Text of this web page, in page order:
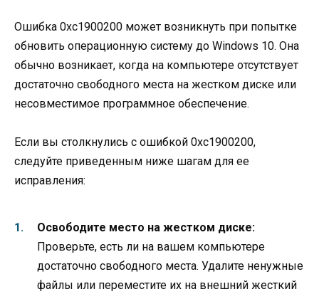
Ошибка 0xc1900200 может возникнуть при попытке
обновить операционную систему до Windows 10. Она
обычно возникает, когда на компьютере отсутствует
достаточно свободного места на жестком диске или
несовместимое программное обеспечение.
Если вы столкнулись с ошибкой 0xc1900200,
следуйте приведенным ниже шагам для ее
исправления:
Освободите место на жестком диске:
Проверьте, есть ли на вашем компьютере
достаточно свободного места. Удалите ненужные
файлы или переместите их на внешний жесткий